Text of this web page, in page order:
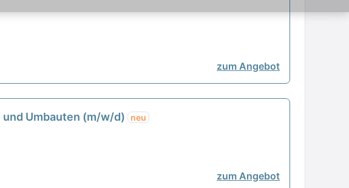
zum Angebot
Umbauten (m/w/d) neu
zum Angebot